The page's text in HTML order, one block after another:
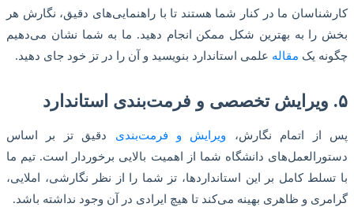
کارشناسان ما در کنار شما هستند تا با راهنمایی‌های دقیق، نگارش هر
بخش را به بهترین شکل ممکن انجام دهید. ما به شما نشان می‌دهیم
چگونه یک مقاله علمی استاندارد بنویسید و آن را در تز خود جای دهید.
۵. ویرایش تخصصی و فرمت‌بندی استاندارد
پس از اتمام نگارش، ویرایش و فرمت‌بندی دقیق تز بر اساس
دستورالعمل‌های دانشگاه شما از اهمیت بالایی برخوردار است. تیم ما
با تسلط کامل بر این استانداردها، تز شما را از نظر نگارشی، املایی،
گرامری و ظاهری بهینه می‌کند تا هیچ ایرادی در آن وجود نداشته باشد.